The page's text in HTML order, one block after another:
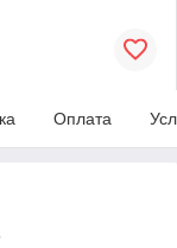
Оплата